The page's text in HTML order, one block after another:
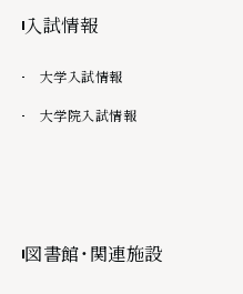
入試情報
大学入試情報
大学院入試情報
図書館・関連施設